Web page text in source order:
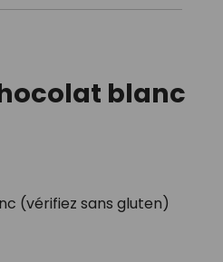
blanc
(vérifiez sans gluten)